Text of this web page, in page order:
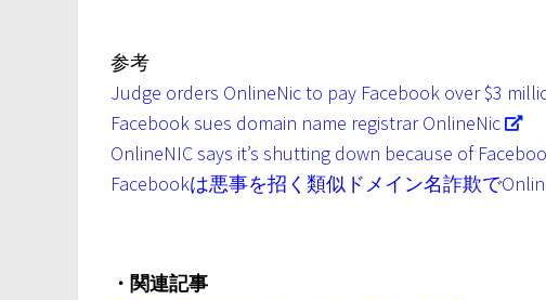
参考
Judge orders OnlineNic to pay Facebook over $3
Facebook sues domain name registrar OnlineNic
OnlineNIC says it’s shutting down because of
Facebookは悪事を招く類似ドメイン名詐欺で
・関連記事